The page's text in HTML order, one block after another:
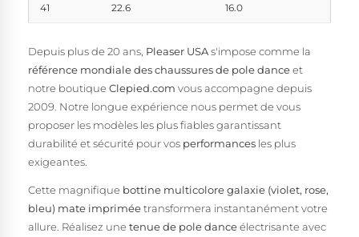
41 22.6 16.0
Depuis plus de 20 ans, Pleaser USAs'impose comme la
référence mondiale des chaussures de pole danceet
notre boutique Clepied.com vous accompagne depuis
2009. Notre longue expérience nous permet de vous
proposer les modèles les plus fiables garantissant
durabilité et sécurité pour vos performances les plus
exigeantes.
Cette magnifique bottine multicolore galaxie (violet, rose,
bleu) mate impriméetransformera instantanément votre
allure. Réalisez une tenue de pole danceélectrisante avec